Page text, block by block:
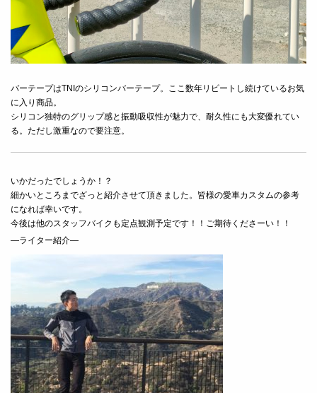
バーテープはTNIのシリコンバーテープ。ここ数年リピートし続けているお気
に入り商品。
シリコン独特のグリップ感と振動吸収性が魅力で、耐久性にも大変優れてい
る。ただし激重なので要注意。
いかだったでしょうか！？
細かいところまでざっと紹介させて頂きました。皆様の愛車カスタムの参考
になれば幸いです。
今後は他のスタッフバイクも定点観測予定です！！ご期待くださーい！！
―ライター紹介―